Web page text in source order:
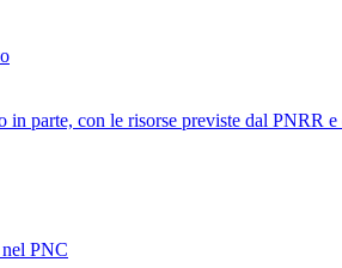
parte, con le risorse previste dal PNRR
PNC